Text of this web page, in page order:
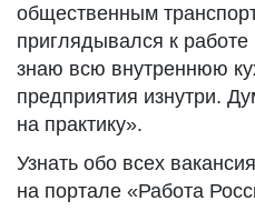
общественным
приглядывался к
знаю всю внутреннюю
предприятия изнутри.
на практику».
Узнать обо всех
на портале «Работа